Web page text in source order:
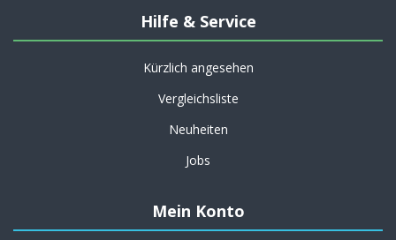
Hilfe & Service
Kürzlich angesehen
Vergleichsliste
Neuheiten
Jobs
Mein Konto